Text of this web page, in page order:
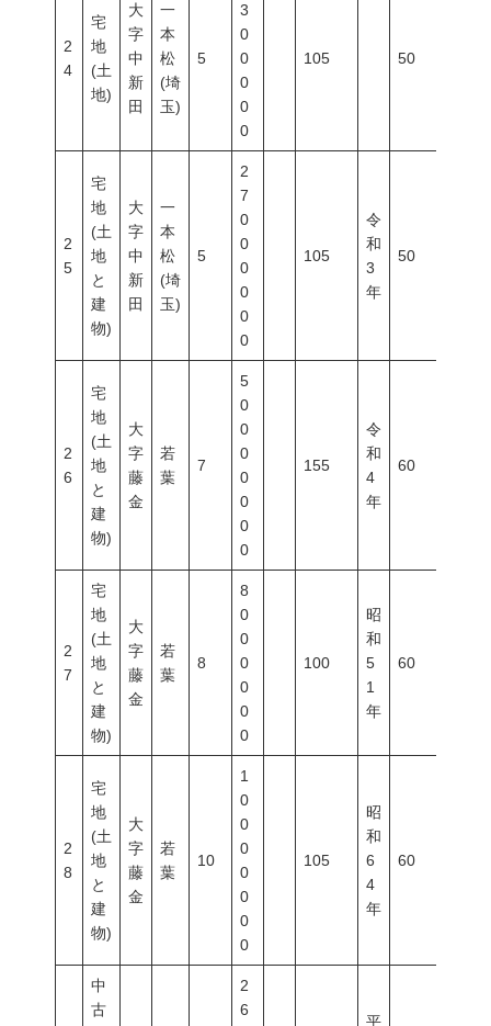
2
4
宅
地
(土
地)
大
字
中
新
田
一
本
松
(埼
玉)
5
3
0
0
0
0
0
105 50
2
5
宅
地
(土
地
と
建
物)
大
字
中
新
田
一
本
松
(埼
玉)
5
2
7
0
0
0
0
0
0
105
令
和
3
年
50
2
6
宅
地
(土
地
と
建
物)
大
字
藤
金
若
葉
7
5
0
0
0
0
0
0
0
155
令
和
4
年
60
2
7
宅
地
(土
地
と
建
物)
大
字
藤
金
若
葉
8
8
0
0
0
0
0
0
100
昭
和
5
1
年
60
2
8
宅
地
(土
地
と
建
物)
大
字
藤
金
若
葉
10
1
0
0
0
0
0
0
0
105
昭
和
6
4
年
60
中
古
2
6
平